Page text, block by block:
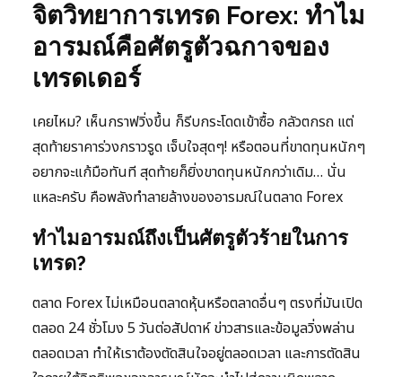
จิตวิทยาการเทรด Forex: ทำไม
อารมณ์คือศัตรูตัวฉกาจของ
เทรดเดอร์
เคยไหม? เห็นกราฟวิ่งขึ้น ก็รีบกระโดดเข้าซื้อ กลัวตกรถ แต่
สุดท้ายราคาร่วงกราวรูด เจ็บใจสุดๆ! หรือตอนที่ขาดทุนหนักๆ
อยากจะแก้มือทันที สุดท้ายก็ยิ่งขาดทุนหนักกว่าเดิม… นั่น
แหละครับ คือพลังทำลายล้างของอารมณ์ในตลาด Forex
ทำไมอารมณ์ถึงเป็นศัตรูตัวร้ายในการ
เทรด?
ตลาด Forex ไม่เหมือนตลาดหุ้นหรือตลาดอื่นๆ ตรงที่มันเปิด
ตลอด 24 ชั่วโมง 5 วันต่อสัปดาห์ ข่าวสารและข้อมูลวิ่งพล่าน
ตลอดเวลา ทำให้เราต้องตัดสินใจอยู่ตลอดเวลา และการตัดสิน